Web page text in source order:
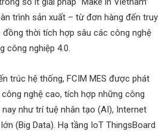
trình sản xuất – từ đơn hàng đến truy
thời tích hợp sâu các công nghệ
công nghiệp 4.0.
trúc hệ thống, FCIM MES được phát
nghệ cao, tích hợp những công
như trí tuệ nhân tạo (AI), Internet
(Big Data). Hạ tầng IoT ThingsBoard